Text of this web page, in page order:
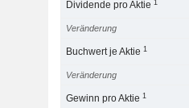
Dividende pro Aktie1
Veränderung
Buchwert je Aktie1
Veränderung
Gewinn pro Aktie1